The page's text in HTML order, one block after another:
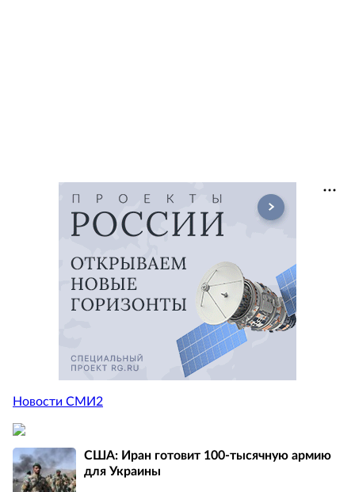
Новости СМИ2
США: Иран готовит 100-тысячную армию
для Украины